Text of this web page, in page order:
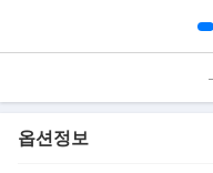
옵션정보